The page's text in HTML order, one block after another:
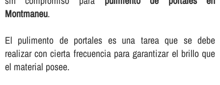
Montmaneu.
El pulimento de portales es una tarea que se debe
realizar con cierta frecuencia para garantizar el brillo que
el material posee.